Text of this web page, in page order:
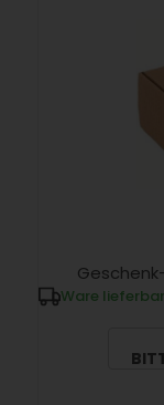
Ware lieferbar